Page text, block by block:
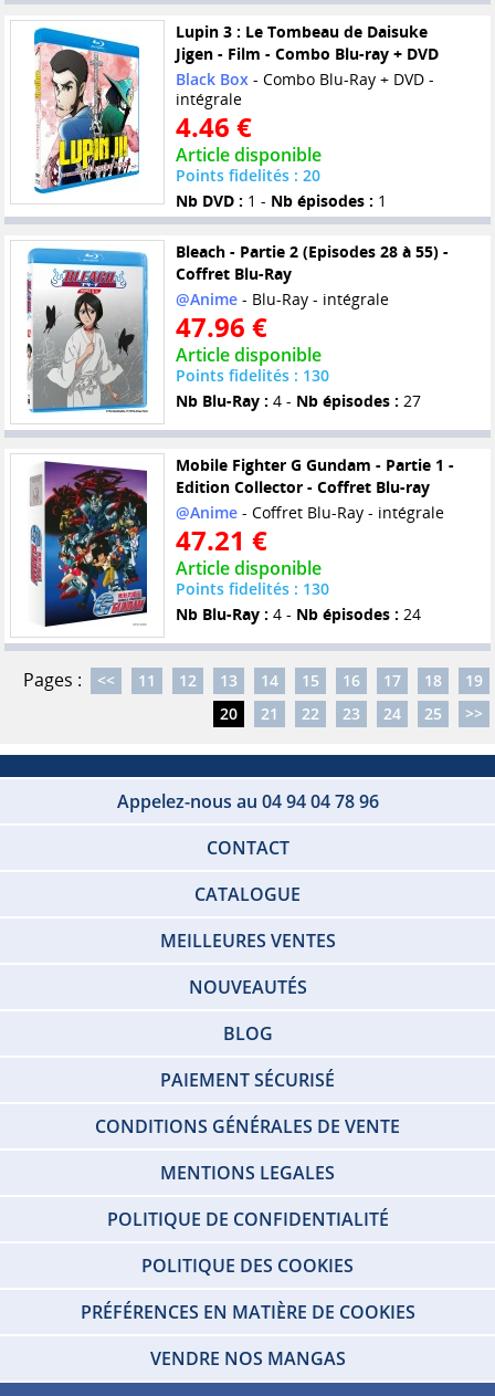
Lupin 3 : Le Tombeau de Daisuke
Jigen - Film - Combo Blu-ray + DVD
Black Box- Combo Blu-Ray + DVD -
intégrale
4.46 €
Article disponible
Points fidelités : 20
Nb DVD : 1 - Nb épisodes : 1
Bleach - Partie 2 (Episodes 28 à 55) -
Coffret Blu-Ray
@Anime- Blu-Ray - intégrale
47.96 €
Article disponible
Points fidelités : 130
Nb Blu-Ray : 4 - Nb épisodes : 27
Mobile Fighter G Gundam - Partie 1 -
Edition Collector - Coffret Blu-ray
@Anime- Coffret Blu-Ray - intégrale
47.21 €
Article disponible
Points fidelités : 130
Nb Blu-Ray : 4 - Nb épisodes : 24
Pages : << 11 12 13 14 15 16 17 18
19
20
21 22 23 24 25 >>
Appelez-nous au 04 94 04 78 96
CONTACT
CATALOGUE
MEILLEURES VENTES
NOUVEAUTÉS
BLOG
PAIEMENT SÉCURISÉ
CONDITIONS GÉNÉRALES DE VENTE
MENTIONS LEGALES
POLITIQUE DE CONFIDENTIALITÉ
POLITIQUE DES COOKIES
PRÉFÉRENCES EN MATIÈRE DE COOKIES
VENDRE NOS MANGAS